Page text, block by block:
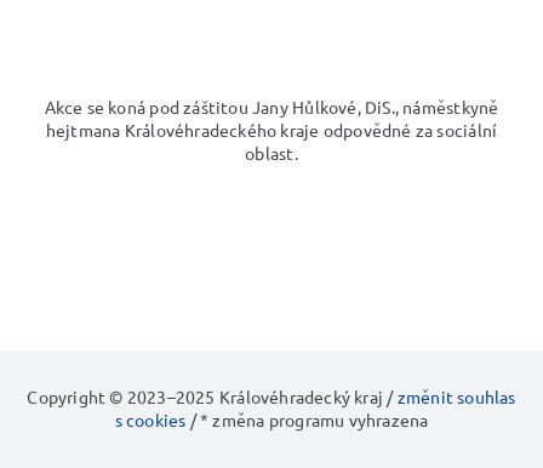
Akce se koná pod záštitou Jany Hůlkové, DiS., náměstkyně
hejtmana Královéhradeckého kraje odpovědné za sociální
oblast.
Copyright © 2023–2025 Královéhradecký kraj /změnit souhlas
s cookies / * změna programu vyhrazena